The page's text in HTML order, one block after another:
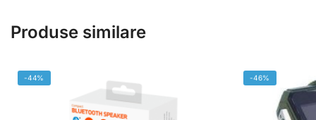
Produse similare
-44% -46%